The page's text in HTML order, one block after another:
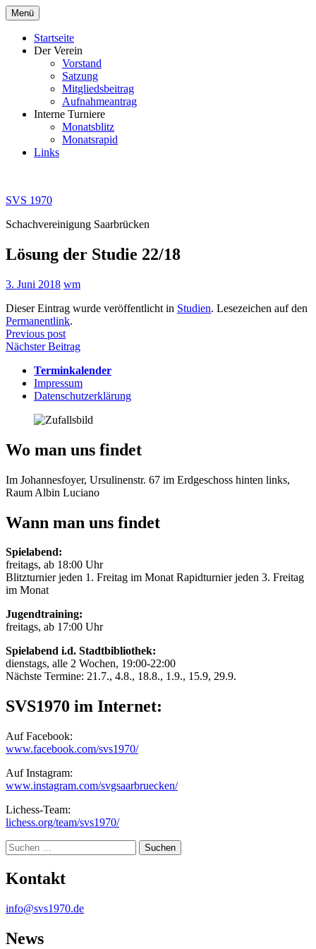
Zum
Inhalt
springen
Menü
Startseite
Der Verein
Vorstand
Satzung
Mitgliedsbeitrag
Aufnahmeantrag
Interne Turniere
Monatsblitz
Monatsrapid
Links
SVS 1970
Schachvereinigung Saarbrücken
Lösung der Studie 22/18
3. Juni 2018 wm
Dieser Eintrag wurde veröffentlicht in Studien. Lesezeichen auf den
Permanentlink.
Beitragsnavigation
Previous post
Nächster Beitrag
Terminkalender
Impressum
Datenschutzerklärung
Wo man uns findet
Im Johannesfoyer, Ursulinenstr. 67 im Erdgeschoss hinten links,
Raum Albin Luciano
Wann man uns findet
Spielabend:
freitags, ab 18:00 Uhr
Blitzturnier jeden 1. Freitag im Monat Rapidturnier jeden 3. Freitag
im Monat
Jugendtraining:
freitags, ab 17:00 Uhr
Spielabend i.d. Stadtbibliothek:
dienstags, alle 2 Wochen, 19:00-22:00
Nächste Termine: 21.7., 4.8., 18.8., 1.9., 15.9, 29.9.
SVS1970 im Internet:
Auf Facebook:
www.facebook.com/svs1970/
Auf Instagram:
www.instagram.com/svgsaarbruecken/
Lichess-Team:
lichess.org/team/svs1970/
Suche
Kontakt
info@svs1970.de
News